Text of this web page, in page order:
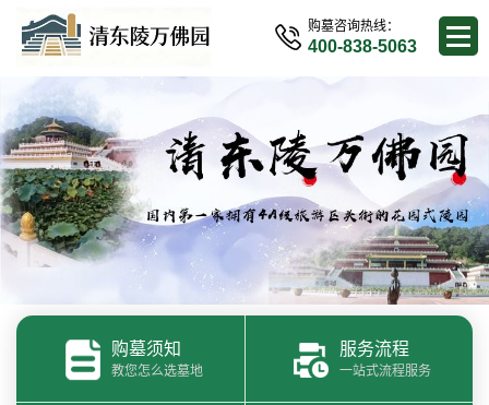
购墓咨询热线：
400-838-5063
购墓须知
教您怎么选墓地
服务流程
一站式流程服务